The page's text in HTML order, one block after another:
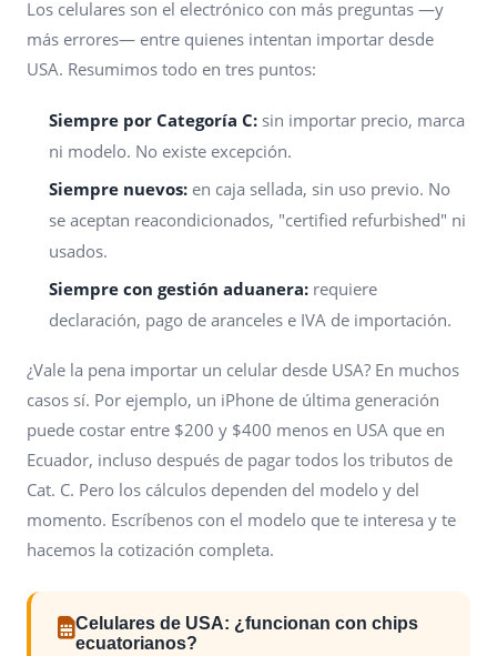
Los celulares son el electrónico con más preguntas —y
más errores— entre quienes intentan importar desde
USA. Resumimos todo en tres puntos:
Siempre por Categoría C: sin importar precio, marca
ni modelo. No existe excepción.
Siempre nuevos: en caja sellada, sin uso previo. No
se aceptan reacondicionados, "certified refurbished" ni
usados.
Siempre con gestión aduanera: requiere
declaración, pago de aranceles e IVA de importación.
¿Vale la pena importar un celular desde USA? En muchos
casos sí. Por ejemplo, un iPhone de última generación
puede costar entre $200 y $400 menos en USA que en
Ecuador, incluso después de pagar todos los tributos de
Cat. C. Pero los cálculos dependen del modelo y del
momento. Escríbenos con el modelo que te interesa y te
hacemos la cotización completa.
Celulares de USA: ¿funcionan con chips
ecuatorianos?